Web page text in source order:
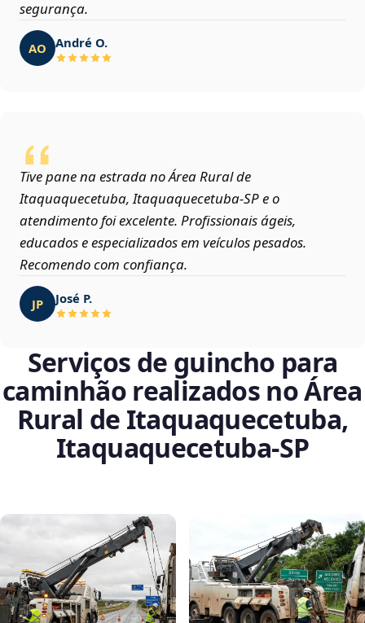
segurança.
AO André O.
Tive pane na estrada no Área Rural de
Itaquaquecetuba, Itaquaquecetuba‑SP e o
atendimento foi excelente. Profissionais ágeis,
educados e especializados em veículos pesados.
Recomendo com confiança.
JP José P.
Serviços de guincho para
caminhão realizados no Área
Rural de Itaquaquecetuba,
Itaquaquecetuba‑SP